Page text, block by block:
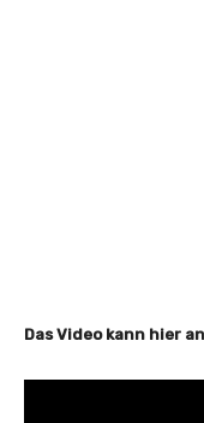
Das Video kann hier